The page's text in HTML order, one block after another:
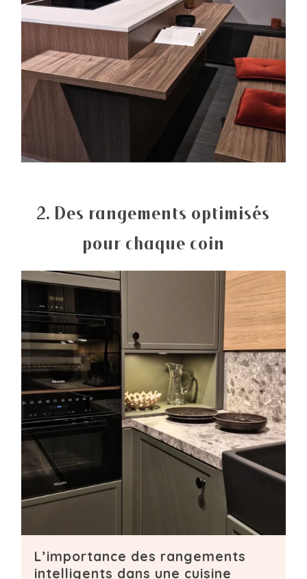
2. Des rangements optimisés
pour chaque coin
L’importance des rangements
intelligents dans une cuisine